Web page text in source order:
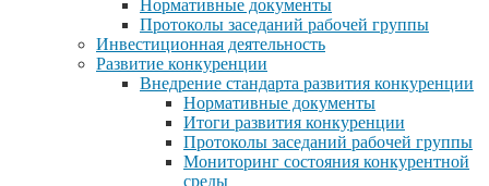
Нормативные документы
Протоколы заседаний рабочей группы
Инвестиционная деятельность
Развитие конкуренции
Внедрение стандарта развития конкуренции
Нормативные документы
Итоги развития конкуренции
Протоколы заседаний рабочей группы
Мониторинг состояния конкурентной
среды